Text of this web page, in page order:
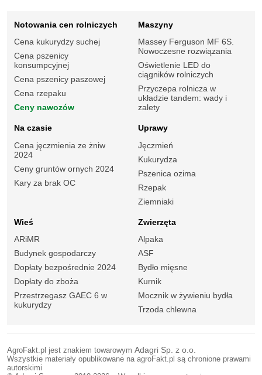
Notowania cen rolniczych
Cena kukurydzy suchej
Cena pszenicy
konsumpcyjnej
Cena pszenicy paszowej
Cena rzepaku
Ceny nawozów
Maszyny
Massey Ferguson MF 6S.
Nowoczesne rozwiązania
Oświetlenie LED do
ciągników rolniczych
Przyczepa rolnicza w
układzie tandem: wady i
zalety
Na czasie
Cena jęczmienia ze żniw
2024
Ceny gruntów ornych 2024
Kary za brak OC
Uprawy
Jęczmień
Kukurydza
Pszenica ozima
Rzepak
Ziemniaki
Wieś
ARiMR
Budynek gospodarczy
Dopłaty bezpośrednie 2024
Dopłaty do zboża
Przestrzegasz GAEC 6 w
kukurydzy
Zwierzęta
Alpaka
ASF
Bydło mięsne
Kurnik
Mocznik w żywieniu bydła
Trzoda chlewna
AgroFakt.pl jest znakiem towarowym Adagri Sp. z o.o.
Wszystkie materiały opublikowane na agroFakt.pl są chronione prawami
autorskimi